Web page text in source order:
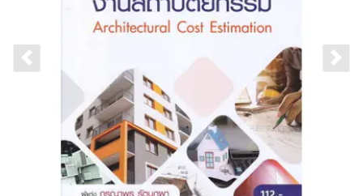
Previous slide